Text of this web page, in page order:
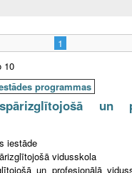
1
10
programmas
un
iestāde
vidusskola
un profesionālā